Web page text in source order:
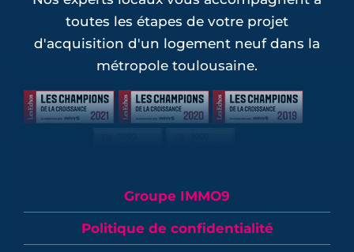
toutes les étapes de votre projet
d'acquisition d'un logement neuf dans la
métropole toulousaine.
Groupe IMMO9
Politique de confidentialité